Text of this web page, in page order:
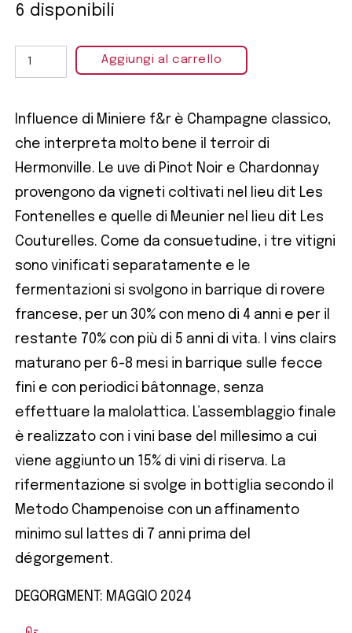
6 disponibili
Aggiungi al carrello
Influence di Miniere f&r è Champagne classico,
che interpreta molto bene il terroir di
Hermonville. Le uve di Pinot Noir e Chardonnay
provengono da vigneti coltivati nel lieu dit Les
Fontenelles e quelle di Meunier nel lieu dit Les
Couturelles. Come da consuetudine, i tre vitigni
sono vinificati separatamente e le
fermentazioni si svolgono in barrique di rovere
francese, per un 30% con meno di 4 anni e per il
restante 70% con più di 5 anni di vita. I vins clairs
maturano per 6-8 mesi in barrique sulle fecce
fini e con periodici bâtonnage, senza
effettuare la malolattica. L’assemblaggio finale
è realizzato con i vini base del millesimo a cui
viene aggiunto un 15% di vini di riserva. La
rifermentazione si svolge in bottiglia secondo il
Metodo Champenoise con un affinamento
minimo sul lattes di 7 anni prima del
dégorgement.
DEGORGMENT: MAGGIO 2024